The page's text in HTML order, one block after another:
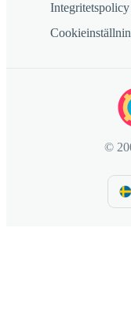
Integritetspolicy
©